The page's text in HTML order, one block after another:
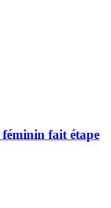
fait étape